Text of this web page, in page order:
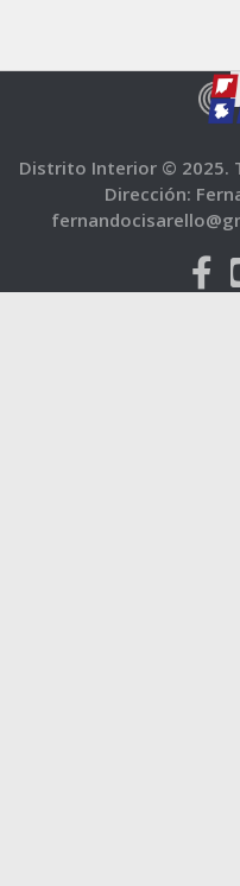
Distrito Interior © 2025.
Dirección: